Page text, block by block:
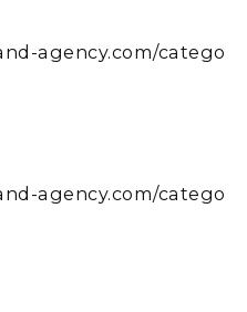
agency.com/catego
agency.com/catego